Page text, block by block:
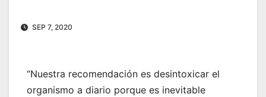
SEP 7, 2020
“Nuestra recomendación es desintoxicar el
organismo a diario porque es inevitable